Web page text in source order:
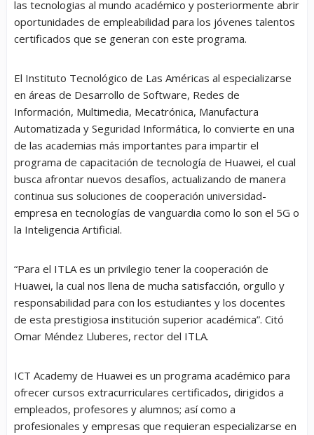
las tecnologias al mundo académico y posteriormente abrir
oportunidades de empleabilidad para los jóvenes talentos
certificados que se generan con este programa.
El Instituto Tecnológico de Las Américas al especializarse
en áreas de Desarrollo de Software, Redes de
Información, Multimedia, Mecatrónica, Manufactura
Automatizada y Seguridad Informática, lo convierte en una
de las academias más importantes para impartir el
programa de capacitación de tecnología de Huawei, el cual
busca afrontar nuevos desafíos, actualizando de manera
continua sus soluciones de cooperación universidad-
empresa en tecnologías de vanguardia como lo son el 5G o
la Inteligencia Artificial.
“Para el ITLA es un privilegio tener la cooperación de
Huawei, la cual nos llena de mucha satisfacción, orgullo y
responsabilidad para con los estudiantes y los docentes
de esta prestigiosa institución superior académica”. Citó
Omar Méndez Lluberes, rector del ITLA.
ICT Academy de Huawei es un programa académico para
ofrecer cursos extracurriculares certificados, dirigidos a
empleados, profesores y alumnos; así como a
profesionales y empresas que requieran especializarse en